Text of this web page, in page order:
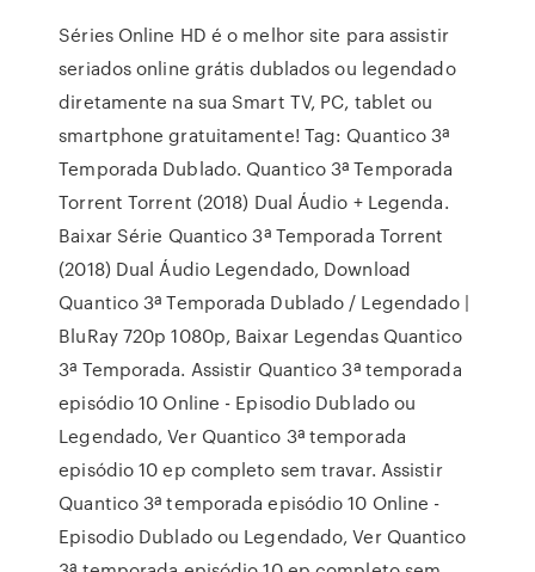
Séries Online HD é o melhor site para assistir
seriados online grátis dublados ou legendado
diretamente na sua Smart TV, PC, tablet ou
smartphone gratuitamente! Tag: Quantico 3ª
Temporada Dublado. Quantico 3ª Temporada
Torrent Torrent (2018) Dual Áudio + Legenda.
Baixar Série Quantico 3ª Temporada Torrent
(2018) Dual Áudio Legendado, Download
Quantico 3ª Temporada Dublado / Legendado |
BluRay 720p 1080p, Baixar Legendas Quantico
3ª Temporada. Assistir Quantico 3ª temporada
episódio 10 Online - Episodio Dublado ou
Legendado, Ver Quantico 3ª temporada
episódio 10 ep completo sem travar. Assistir
Quantico 3ª temporada episódio 10 Online -
Episodio Dublado ou Legendado, Ver Quantico